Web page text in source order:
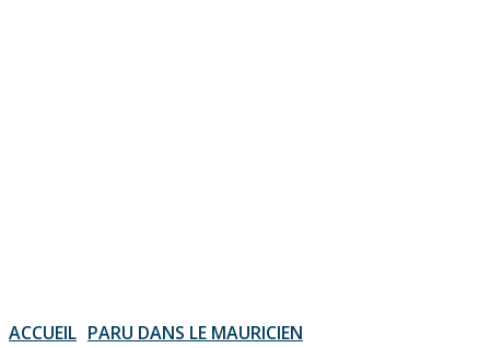
ACCUEIL PARU DANS LE MAURICIEN